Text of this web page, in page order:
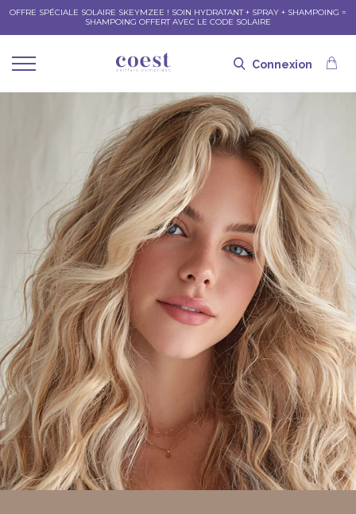
OFFRE SPÉCIALE SOLAIRE SKEYMZEE ! SOIN HYDRATANT + SPRAY + SHAMPOING =
SHAMPOING OFFERT AVEC LE CODE SOLAIRE
Connexion